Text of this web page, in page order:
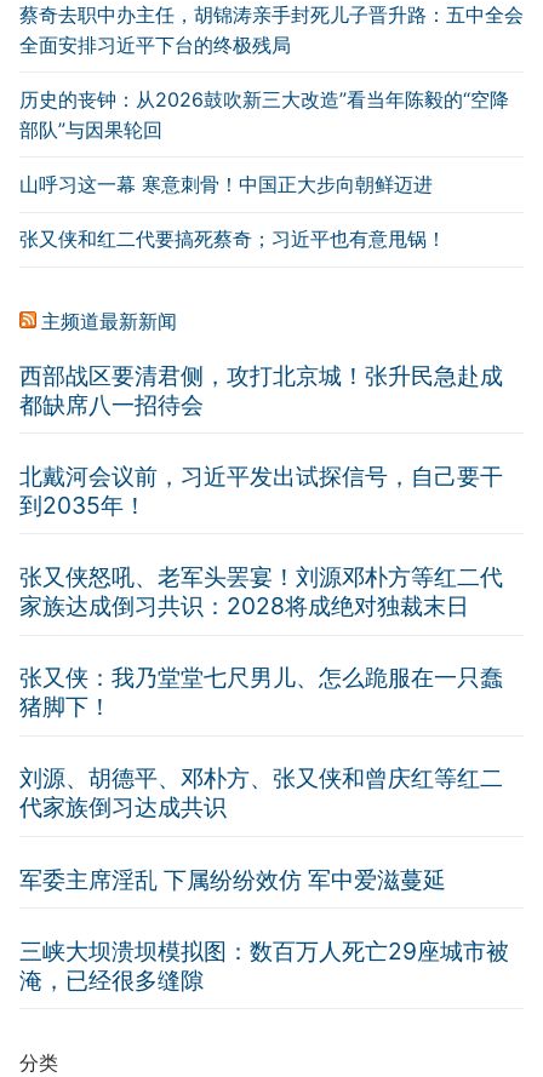
蔡奇去职中办主任，胡锦涛亲手封死儿子晋升路：五中全会
全面安排习近平下台的终极残局
历史的丧钟：从2026鼓吹新三大改造”看当年陈毅的“空降
部队”与因果轮回
山呼习这一幕 寒意刺骨！中国正大步向朝鲜迈进
张又侠和红二代要搞死蔡奇；习近平也有意甩锅！
主频道最新新闻
西部战区要清君侧，攻打北京城！张升民急赴成
都缺席八一招待会
北戴河会议前，习近平发出试探信号，自己要干
到2035年！
张又侠怒吼、老军头罢宴！刘源邓朴方等红二代
家族达成倒习共识：2028将成绝对独裁末日
张又侠：我乃堂堂七尺男儿、怎么跪服在一只蠢
猪脚下！
刘源、胡德平、邓朴方、张又侠和曾庆红等红二
代家族倒习达成共识
军委主席淫乱 下属纷纷效仿 军中爱滋蔓延
三峡大坝溃坝模拟图：数百万人死亡29座城市被
淹，已经很多缝隙
分类